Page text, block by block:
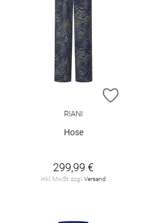
WUNSCHLISTE HINZUFÜGEN
ZUR
RIANI
Hose
299,99 €
inkl. MwSt. zzgl. Versand